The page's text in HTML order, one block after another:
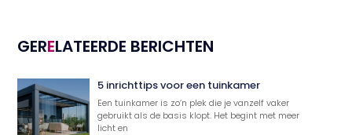
GERELATEERDE BERICHTEN
5 inrichttips voor een tuinkamer
Een tuinkamer is zo’n plek die je vanzelf vaker
gebruikt als de basis klopt. Het begint met meer
licht en